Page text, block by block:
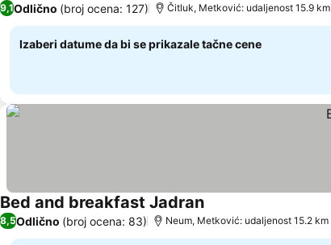
9,1Odlično (broj ocena: 127) Čitluk, Metković: udaljenost 15.9 km
Izaberi datume da bi se prikazale tačne cene
Bed and breakfast JadranPogledaj cene
8,5Odlično (broj ocena: 83) Neum, Metković: udaljenost 15.2 km